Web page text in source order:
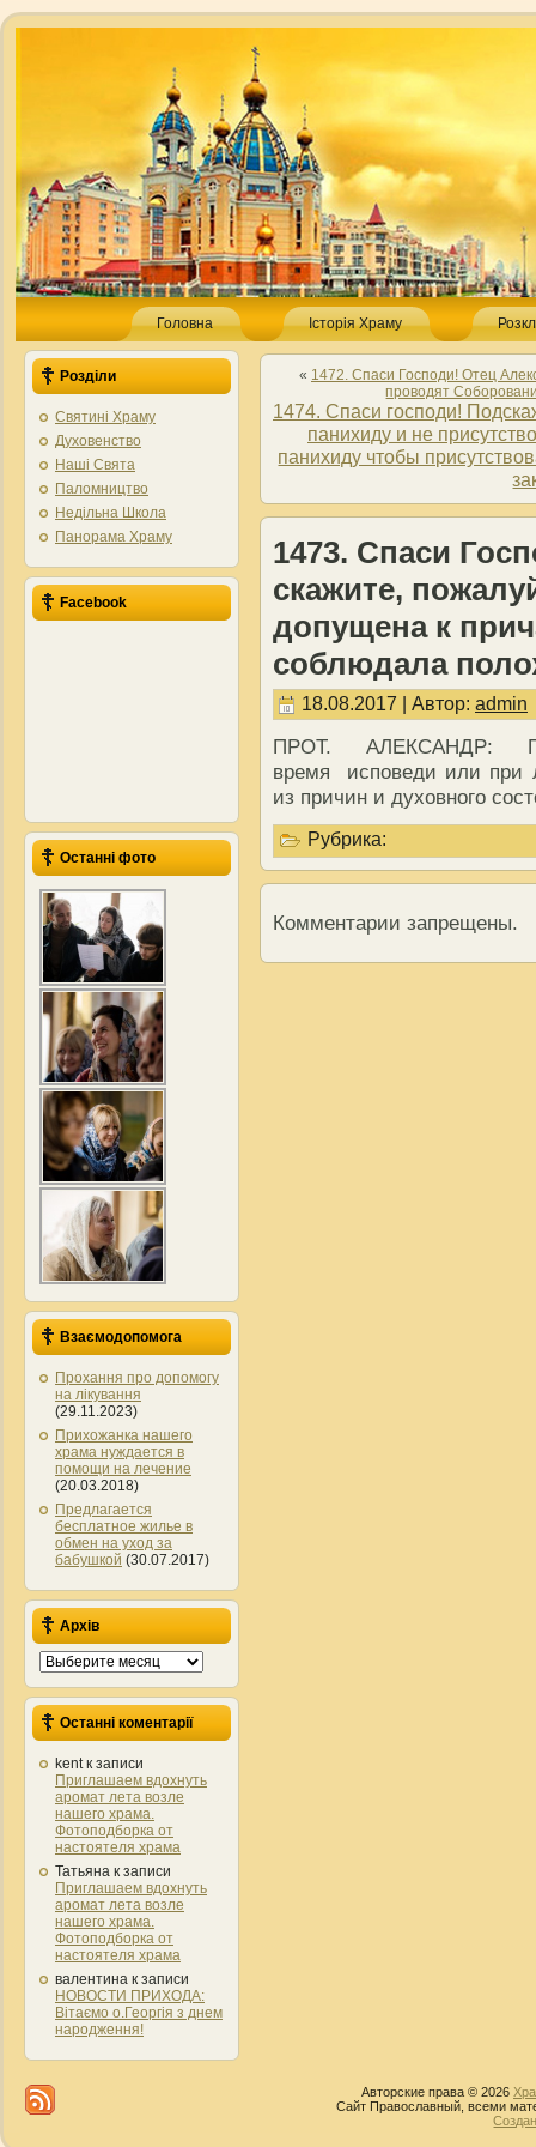
Головна Історія Храму
Розділи
Святині Храму
Духовенство
Наші Свята
Паломництво
Недільна Школа
Панорама Храму
Facebook
Останні фото
Взаємодопомога
Прохання про допомогу
на лікування
(29.11.2023)
Прихожанка нашего
храма нуждается в
помощи на лечение
(20.03.2018)
Предлагается
бесплатное жилье в
обмен на уход за
бабушкой (30.07.2017)
Архів
Архів
Останні коментарії
kentк записи
Приглашаем вдохнуть
аромат лета возле
нашего храма.
Фотоподборка от
настоятеля храма
Татьяна к записи
Приглашаем вдохнуть
аромат лета возле
нашего храма.
Фотоподборка от
настоятеля храма
валентина к записи
НОВОСТИ ПРИХОДА:
Вітаємо о.Георгія з днем
народження!
« 1472. Спаси Господи! Отец
проводят
1474. Спаси господи!
панихиду и не
панихиду чтобы
1473. Спаси
скажите,
допущена к
соблюдала
18.08.2017 | Автор: admin
ПРОТ. АЛЕКСАНДР:
время исповеди или при
из причин и духовного
Рубрика:
Комментарии запрещены.
Авторские права © 2026
Сайт Православный, всеми